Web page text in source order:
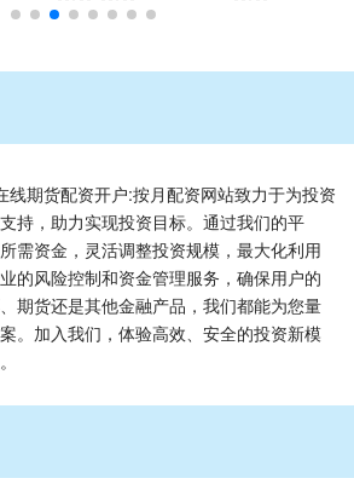
线期货配资开户:按月配资网站致力于为投资
持，助力实现投资目标。通过我们的平
需资金，灵活调整投资规模，最大化利用
的风险控制和资金管理服务，确保用户的
期货还是其他金融产品，我们都能为您量
。加入我们，体验高效、安全的投资新模